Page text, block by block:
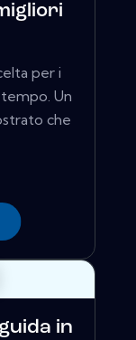
per i
Un
che
in